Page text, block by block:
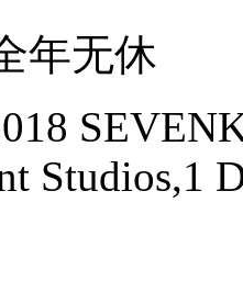
年无休
Studios,1